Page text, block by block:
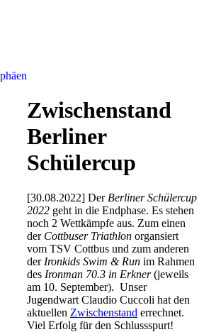
Zwischenstand
Berliner
Schülercup
[30.08.2022] Der Berliner Schülercup
2022 geht in die Endphase. Es stehen
noch 2 Wettkämpfe aus. Zum einen
der Cottbuser Triathlon organsiert
vom TSV Cottbus und zum anderen
der Ironkids Swim & Run im Rahmen
des Ironman 70.3 in Erkner(jeweils
am 10. September). Unser
Jugendwart Claudio Cuccoli hat den
aktuellen Zwischenstand errechnet.
Viel Erfolg für den Schlussspurt!